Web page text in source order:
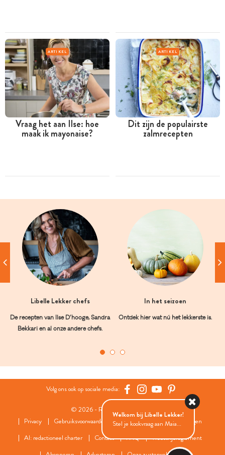
ARTIKEL
Vraag het aan Ilse: hoe
maak ik mayonaise?
ARTIKEL
Dit zijn de populairste
zalmrecepten
Libelle Lekker chefs
De recepten van Ilse D’hooge, Sandra
Bekkari en al onze andere chefs.
In het seizoen
Ontdek hier wat nú het lekkerste is.
Volg ons ook op sociale media:
© 2026 - Roularta Media Group
Privacy
Gebruiksvoorwaarden Cookies
Cookies instellingen
AI: redactioneel charter
Contact FAQ
Wedstrijdreglement
Welkom bij Libelle Lekker!
Stel je kookvraag aan Maia...